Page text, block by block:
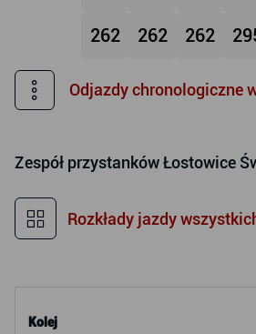
Kolej
262 262 262
Odjazdy chronologiczne
Zespół przystankówŁostowice
Rozkłady jazdy